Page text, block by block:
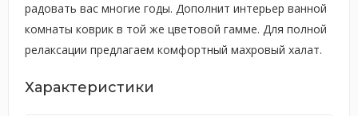
радовать вас многие годы. Дополнит интерьер ванной
комнаты коврик в той же цветовой гамме. Для полной
релаксации предлагаем комфортный махровый халат.
Характеристики